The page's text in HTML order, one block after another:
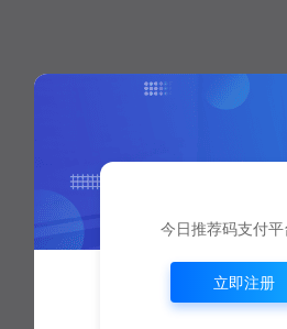
今日推荐码支付
立即注册